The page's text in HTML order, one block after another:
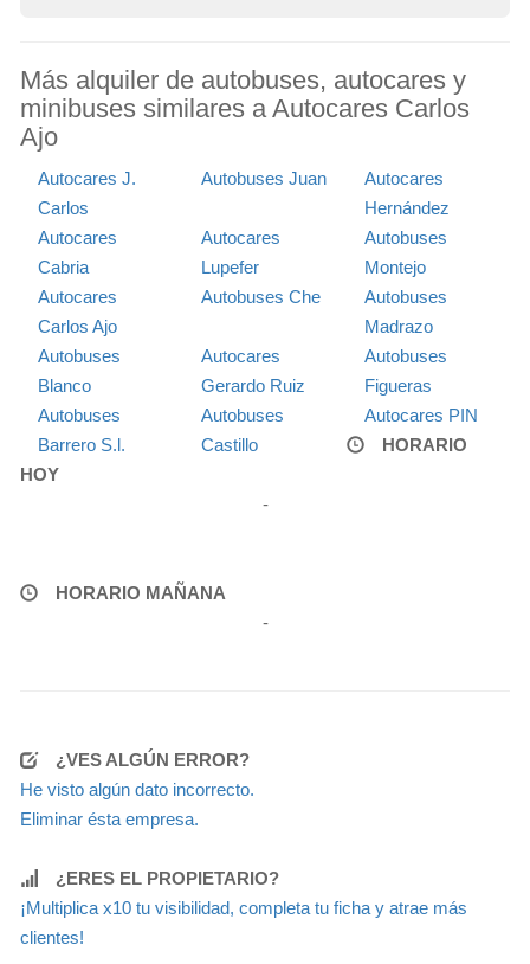
Más alquiler de autobuses, autocares y
minibuses similares a Autocares Carlos
Ajo
Autocares J.
Carlos
Autobuses Juan
Autocares
Hernández
Autocares
Cabria
Autocares
Lupefer
Autobuses
Montejo
Autocares
Carlos Ajo
Autobuses Che
Autobuses
Madrazo
Autobuses
Blanco
Autocares
Gerardo Ruiz
Autobuses
Figueras
Autobuses
Barrero S.l.
Autobuses
Castillo
Autocares PIN
HORARIO
HOY
-
HORARIO MAÑANA
-
¿VES ALGÚN ERROR?
He visto algún dato incorrecto.
Eliminar ésta empresa.
¿ERES EL PROPIETARIO?
¡Multiplica x10 tu visibilidad, completa tu ficha y atrae más
clientes!